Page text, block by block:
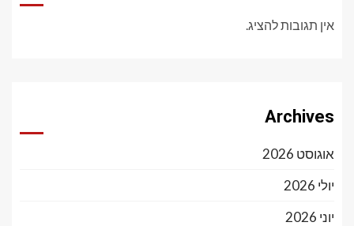
אין תגובות להציג.
Archives
אוגוסט 2026
יולי 2026
יוני 2026